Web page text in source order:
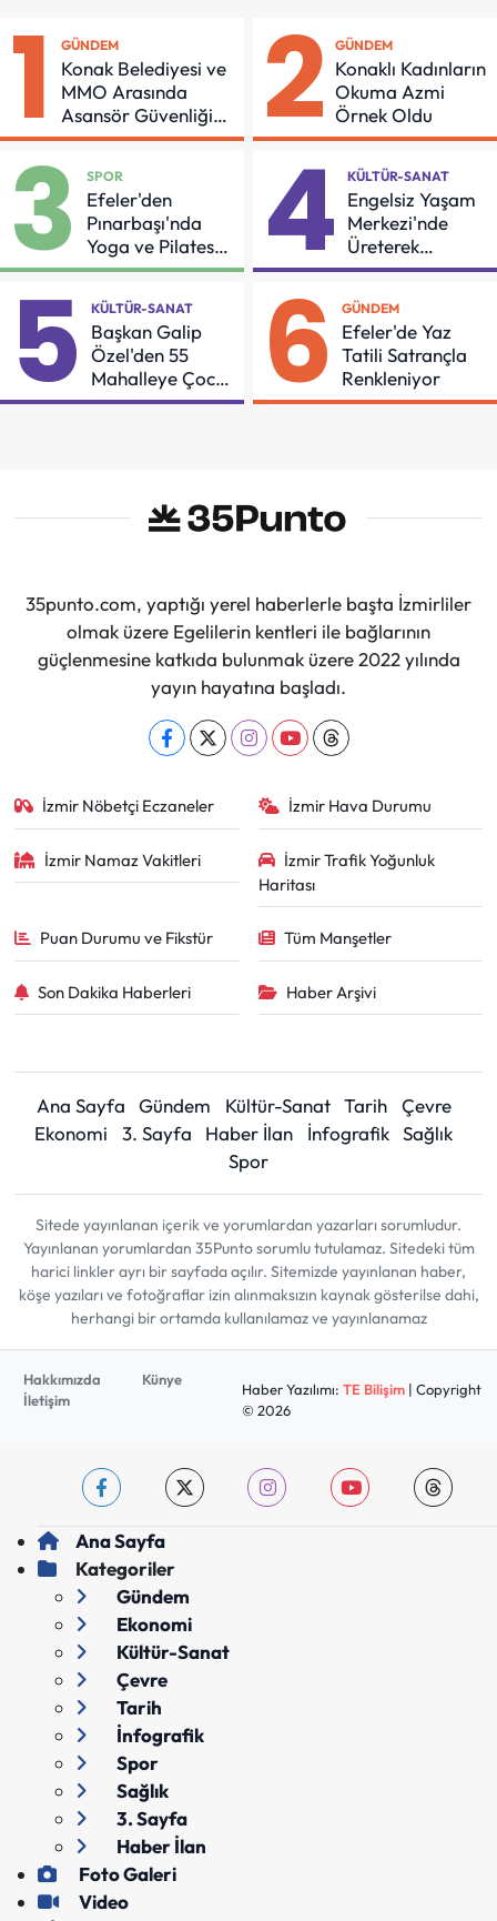
1 GÜNDEM
Konak Belediyesi ve
MMO Arasında
Asansör Güvenliği
İçin Önemli Protokol
2 GÜNDEM
Konaklı Kadınların
Okuma Azmi
Örnek Oldu
3 SPOR
Efeler'den
Pınarbaşı'nda
Yoga ve Pilates
Buluşması
4 KÜLTÜR-SANAT
Engelsiz Yaşam
Merkezi'nde
Üreterek
Güçleniyorlar
5 KÜLTÜR-SANAT
Başkan Galip
Özel'den 55
Mahalleye Çocuk
Şenliği
6 GÜNDEM
Efeler'de Yaz
Tatili Satrançla
Renkleniyor
35punto.com, yaptığı yerel haberlerle başta İzmirliler
olmak üzere Egelilerin kentleri ile bağlarının
güçlenmesine katkıda bulunmak üzere 2022 yılında
yayın hayatına başladı.
İzmir Nöbetçi Eczaneler İzmir Hava Durumu
İzmir Namaz Vakitleri
İzmir Trafik Yoğunluk
Haritası
Puan Durumu ve Fikstür Tüm Manşetler
Son Dakika Haberleri Haber Arşivi
Ana Sayfa Gündem Kültür-Sanat Tarih
Çevre
Ekonomi
3. Sayfa Haber İlan İnfografik Sağlık
Spor
Sitede yayınlanan içerik ve yorumlardan yazarları sorumludur.
Yayınlanan yorumlardan 35Punto sorumlu tutulamaz. Sitedeki tüm
harici linkler ayrı bir sayfada açılır. Sitemizde yayınlanan haber,
köşe yazıları ve fotoğraflar izin alınmaksızın kaynak gösterilse dahi,
herhangi bir ortamda kullanılamaz ve yayınlanamaz
Hakkımızda
Künye
İletişim
Haber Yazılımı: TE Bilişim| Copyright
© 2026
Ana Sayfa
Kategoriler
Gündem
Ekonomi
Kültür-Sanat
Çevre
Tarih
İnfografik
Spor
Sağlık
3. Sayfa
Haber İlan
Foto Galeri
Video